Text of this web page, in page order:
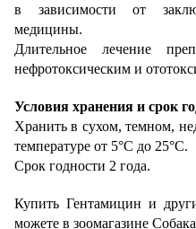
в зависимости от
медицины.
Длительное лечение
нефротоксическим и
Условия хранения и срок
Хранить в сухом, темном,
температуре от 5°С до 25°С.
Срок годности 2 года.
Купить Гентамицин и
можете в зоомагазине